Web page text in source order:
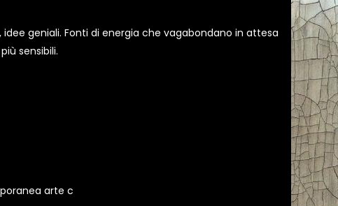
geniali. Fonti di energia che vagabondano in attesa
sensibili.
arte c